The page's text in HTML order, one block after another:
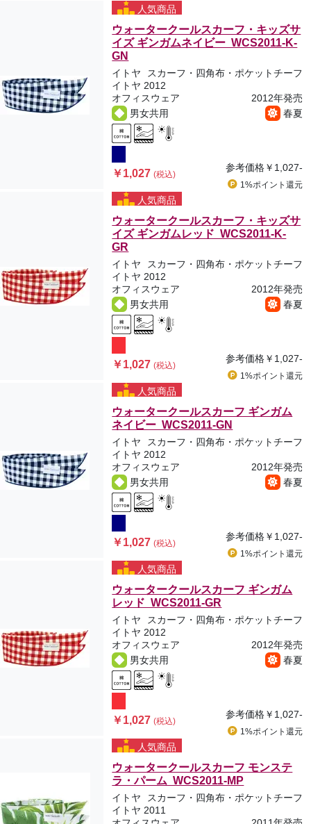
人気商品
ウォータークールスカーフ・キッズサ
イズ ギンガムネイビー WCS2011-K-
GN
イトヤ
スカーフ・四角布・ポケットチーフ
イトヤ 2012
オフィスウェア
2012年発売
男女共用
春夏
￥1,027(税込)
参考価格￥1,027-
1%ポイント 還元
人気商品
ウォータークールスカーフ・キッズサ
イズ ギンガムレッド WCS2011-K-
GR
イトヤ
スカーフ・四角布・ポケットチーフ
イトヤ 2012
オフィスウェア
2012年発売
男女共用
春夏
￥1,027(税込)
参考価格￥1,027-
1%ポイント 還元
人気商品
ウォータークールスカーフ ギンガム
ネイビー WCS2011-GN
イトヤ
スカーフ・四角布・ポケットチーフ
イトヤ 2012
オフィスウェア
2012年発売
男女共用
春夏
￥1,027(税込)
参考価格￥1,027-
1%ポイント 還元
人気商品
ウォータークールスカーフ ギンガム
レッド WCS2011-GR
イトヤ
スカーフ・四角布・ポケットチーフ
イトヤ 2012
オフィスウェア
2012年発売
男女共用
春夏
￥1,027(税込)
参考価格￥1,027-
1%ポイント 還元
人気商品
ウォータークールスカーフ モンステ
ラ・パーム WCS2011-MP
イトヤ
スカーフ・四角布・ポケットチーフ
イトヤ 2011